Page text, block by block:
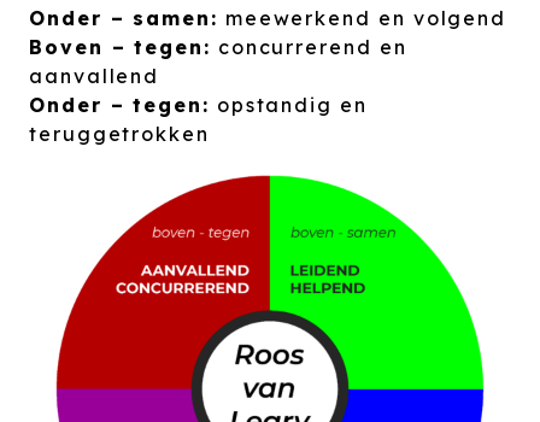
Onder – samen: meewerkend en volgend
Boven – tegen: concurrerend en
aanvallend
Onder – tegen: opstandig en
teruggetrokken